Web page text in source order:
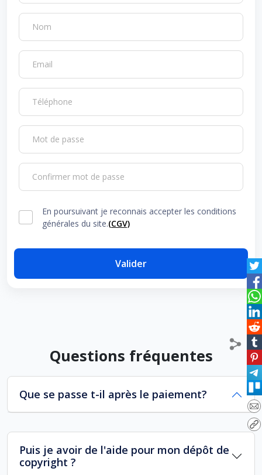
Nom
Email
Téléphone
Mot de passe
Confirmer mot de passe
En poursuivant je reconnais accepter les conditions
générales du site.(CGV)
Valider
Questions fréquentes
Que se passe t-il après le paiement?
Puis je avoir de l'aide pour mon dépôt de
copyright ?